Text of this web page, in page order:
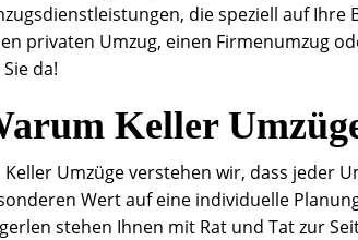
die speziell auf Ihre
privaten Umzug, einen Firmenumzug
da!
Keller
Keller Umzüge verstehen wir, dass jeder
Wert auf eine individuelle
stehen Ihnen mit Rat und Tat zur